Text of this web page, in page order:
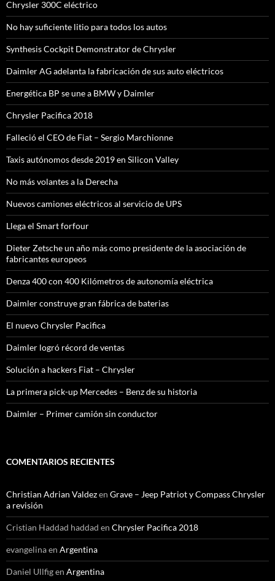
Chrysler 300C eléctrico
No hay suficiente litio para todos los autos
Synthesis Cockpit Demonstrator de Chrysler
Daimler AG adelanta la fabricación de sus auto eléctricos
Energética BP se une a BMW y Daimler
Chrysler Pacifica 2018
Falleció el CEO de Fiat – Sergio Marchionne
Taxis autónomos desde 2019 en Silicon Valley
No más volantes a la Derecha
Nuevos camiones eléctricos al servicio de UPS
Llega el Smart forfour
Dieter Zetsche un año más como presidente de la asociación de
fabricantes europeos
Denza 400 con 400 Kilómetros de autonomía eléctrica
Daimler construye gran fábrica de baterias
El nuevo Chrysler Pacifica
Daimler logró récord de ventas
Solución a hackers Fiat – Chrysler
La primera pick-up Mercedes – Benz de su historia
Daimler – Primer camión sin conductor
COMENTARIOS RECIENTES
Christian Adrian Valdezen Grave – Jeep Patriot y Compass Chrysler
a revisión
Cristian Haddad haddad en Chrysler Pacifica 2018
evangelinaen Argentina
Daniel Ullfigen Argentina